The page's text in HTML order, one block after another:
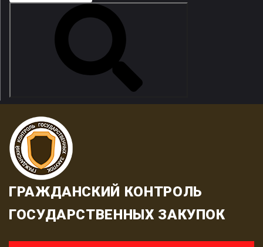
ГРАЖДАНСКИЙ КОНТРОЛЬ
ГОСУДАРСТВЕННЫХ ЗАКУПОК